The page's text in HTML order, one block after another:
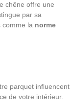
chêne offre une
par sa
comme la norme
parquet influencent
de votre intérieur.